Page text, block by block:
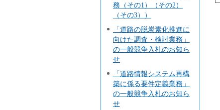
務（その1）（その2）
（その3））
「道路の脱炭素化推進に
向けた調査・検討業務」
の一般競争入札のお知ら
せ
「道路情報システム再構
築に係る要件定義業務」
の一般競争入札のお知ら
せ